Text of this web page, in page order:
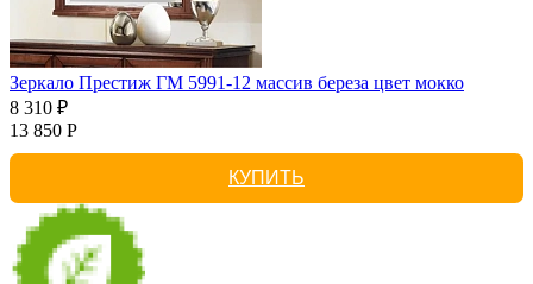
Зеркало Престиж ГМ 5991-12 массив береза цвет мокко
8 310 ₽
13 850 Р
КУПИТЬ